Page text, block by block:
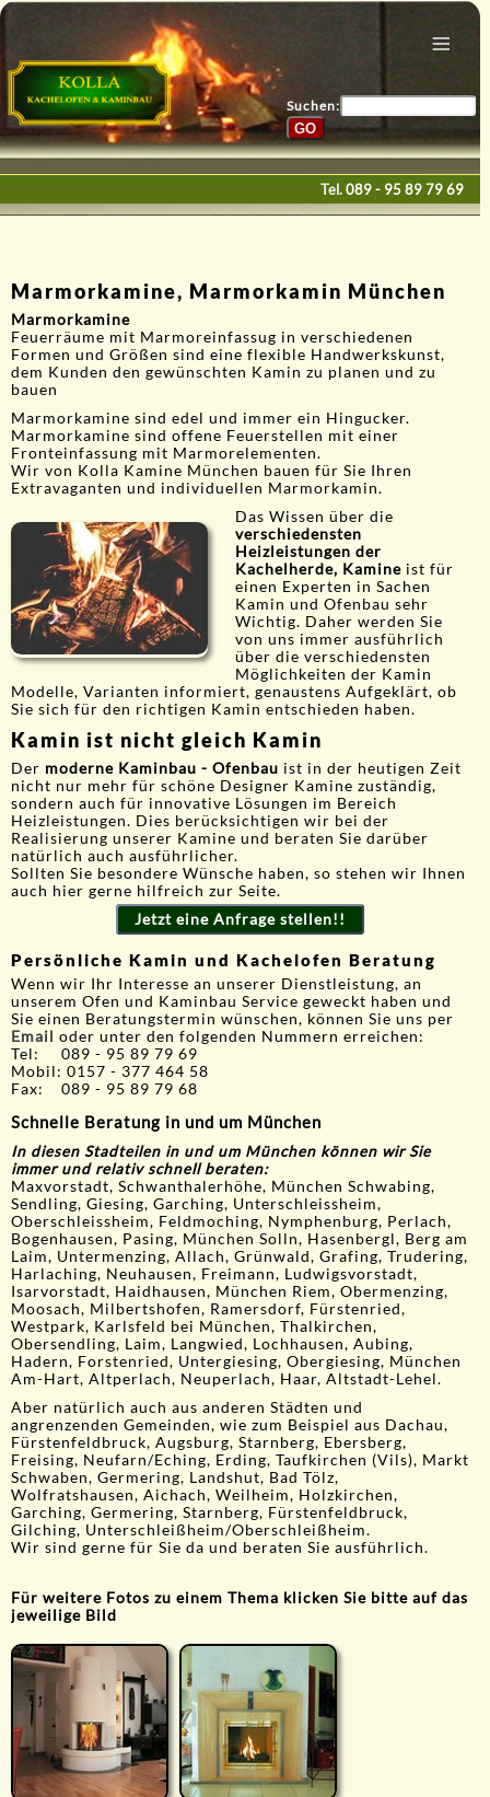
Menu
Bau & Design
Galerie
Service
Suchen:
Tel.089 - 95 89 79 69
Marmorkamine, Marmorkamin München
Marmorkamine
Feuerräume mit Marmoreinfassug in verschiedenen
Formen und Größen sind eine flexible Handwerkskunst,
dem Kunden den gewünschten Kamin zu planen und zu
bauen
Marmorkamine sind edel und immer ein Hingucker.
Marmorkamine sind offene Feuerstellen mit einer
Fronteinfassung mit Marmorelementen.
Wir von Kolla Kamine München bauen für Sie Ihren
Extravaganten und individuellen Marmorkamin.
Das Wissen über die
verschiedensten
Heizleistungen der
Kachelherde, Kamine ist für
einen Experten in Sachen
Kamin und Ofenbau sehr
Wichtig. Daher werden Sie
von uns immer ausführlich
über die verschiedensten
Möglichkeiten der Kamin
Modelle, Varianten informiert, genaustens Aufgeklärt, ob
Sie sich für den richtigen Kamin entschieden haben.
Kamin ist nicht gleich Kamin
Der moderne Kaminbau - Ofenbau ist in der heutigen Zeit
nicht nur mehr für schöne Designer Kamine zuständig,
sondern auch für innovative Lösungen im Bereich
Heizleistungen. Dies berücksichtigen wir bei der
Realisierung unserer Kamine und beraten Sie darüber
natürlich auch ausführlicher.
Sollten Sie besondere Wünsche haben, so stehen wir Ihnen
auch hier gerne hilfreich zur Seite.
Jetzt eine Anfrage stellen!!
Persönliche Kamin und Kachelofen Beratung
Wenn wir Ihr Interesse an unserer Dienstleistung, an
unserem Ofen und Kaminbau Service geweckt haben und
Sie einen Beratungstermin wünschen, können Sie uns per
Email oder unter den folgenden Nummern erreichen:
Tel: 089 - 95 89 79 69
Mobil: 0157 - 377 464 58
Fax: 089 - 95 89 79 68
Schnelle Beratung in und um München
In diesen Stadteilen in und um München können wir Sie
immer und relativ schnell beraten:
Maxvorstadt, Schwanthalerhöhe, München Schwabing,
Sendling, Giesing, Garching, Unterschleissheim,
Oberschleissheim, Feldmoching, Nymphenburg, Perlach,
Bogenhausen, Pasing, München Solln, Hasenbergl, Berg am
Laim, Untermenzing, Allach, Grünwald, Grafing, Trudering,
Harlaching, Neuhausen, Freimann, Ludwigsvorstadt,
Isarvorstadt, Haidhausen, München Riem, Obermenzing,
Moosach, Milbertshofen, Ramersdorf, Fürstenried,
Westpark, Karlsfeld bei München, Thalkirchen,
Obersendling, Laim, Langwied, Lochhausen, Aubing,
Hadern, Forstenried, Untergiesing, Obergiesing, München
Am-Hart, Altperlach, Neuperlach, Haar, Altstadt-Lehel.
Aber natürlich auch aus anderen Städten und
angrenzenden Gemeinden, wie zum Beispiel aus Dachau,
Fürstenfeldbruck, Augsburg, Starnberg, Ebersberg,
Freising, Neufarn/Eching, Erding, Taufkirchen (Vils), Markt
Schwaben, Germering, Landshut, Bad Tölz,
Wolfratshausen, Aichach, Weilheim, Holzkirchen,
Garching, Germering, Starnberg, Fürstenfeldbruck,
Gilching, Unterschleißheim/Oberschleißheim.
Wir sind gerne für Sie da und beraten Sie ausführlich.
Für weitere Fotos zu einem Thema klicken Sie bitte auf das
jeweilige Bild